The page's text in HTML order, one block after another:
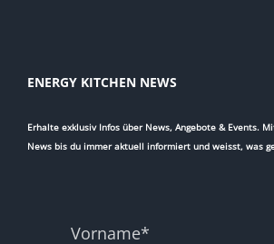
ENERGY KITCHEN NEWS
Erhalte exklusiv Infos über News, Angebote & Events.
News bis du immer aktuell informiert und weisst, was